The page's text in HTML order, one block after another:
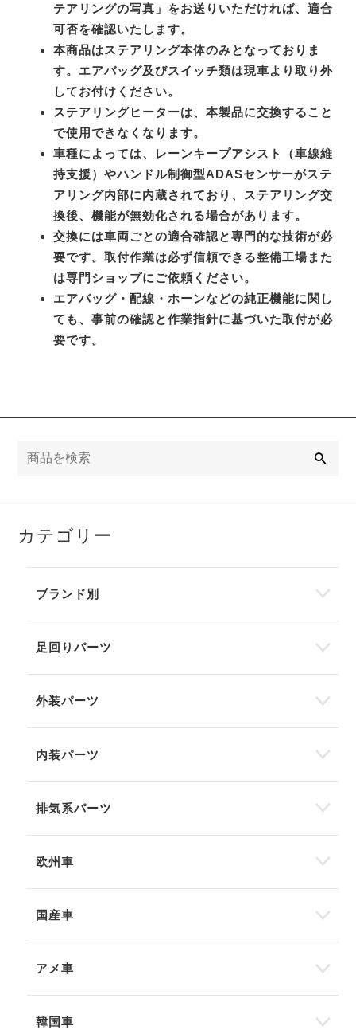
テアリングの写真」をお送りいただければ、適合
可否を確認いたします。
本商品はステアリング本体のみとなっておりま
す。エアバッグ及びスイッチ類は現車より取り外
してお付けください。
ステアリングヒーターは、本製品に交換すること
で使用できなくなります。
車種によっては、レーンキープアシスト（車線維
持支援）やハンドル制御型ADASセンサーがステ
アリング内部に内蔵されており、ステアリング交
換後、機能が無効化される場合があります。
交換には車両ごとの適合確認と専門的な技術が必
要です。取付作業は必ず信頼できる整備工場また
は専門ショップにご依頼ください。
エアバッグ・配線・ホーンなどの純正機能に関し
ても、事前の確認と作業指針に基づいた取付が必
要です。
カテゴリー
ブランド別
足回りパーツ
外装パーツ
内装パーツ
排気系パーツ
欧州車
国産車
アメ車
韓国車